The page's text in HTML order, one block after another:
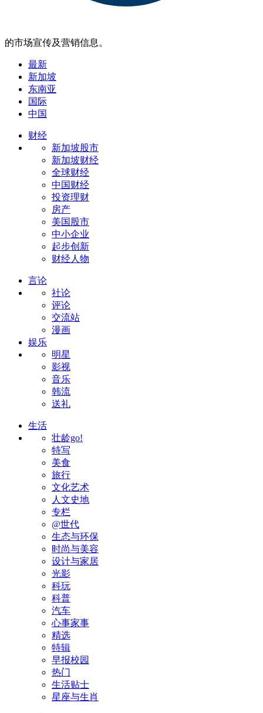
的市场宣传及营销信息。
最新
新加坡
东南亚
国际
中国
财经
新加坡股市
新加坡财经
全球财经
中国财经
投资理财
房产
美国股市
中小企业
起步创新
财经人物
言论
社论
评论
交流站
漫画
娱乐
明星
影视
音乐
韩流
送礼
生活
壮龄go!
特写
美食
旅行
文化艺术
人文史地
专栏
@世代
生态与环保
时尚与美容
设计与家居
光影
科玩
科普
汽车
心事家事
精选
特辑
早报校园
热门
生活贴士
星座与生肖